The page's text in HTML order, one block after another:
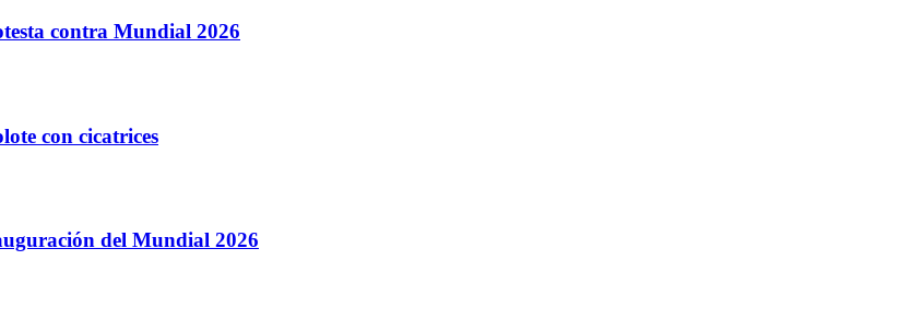
contra Mundial 2026
con cicatrices
del Mundial 2026